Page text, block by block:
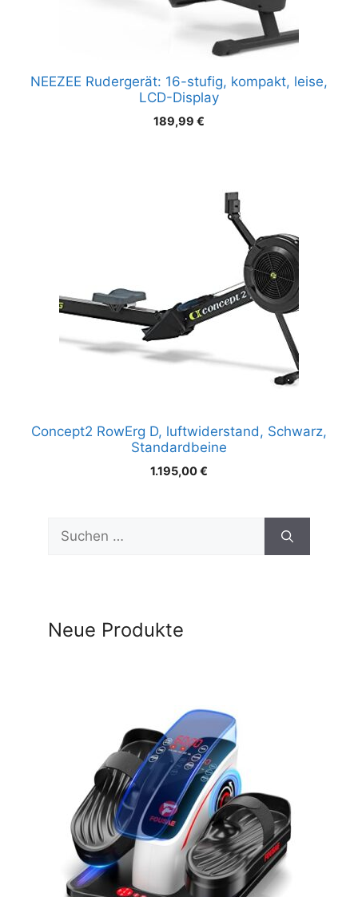
NEEZEE Rudergerät: 16-stufig, kompakt, leise,
LCD-Display
189,99 €
Concept2 RowErg D, luftwiderstand, Schwarz,
Standardbeine
1.195,00€
Suchen
nach:
Neue Produkte